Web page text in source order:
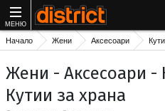
МЕНЮ
Начало Жени Аксесоари
Жени - Аксесоари -
Кутии за храна